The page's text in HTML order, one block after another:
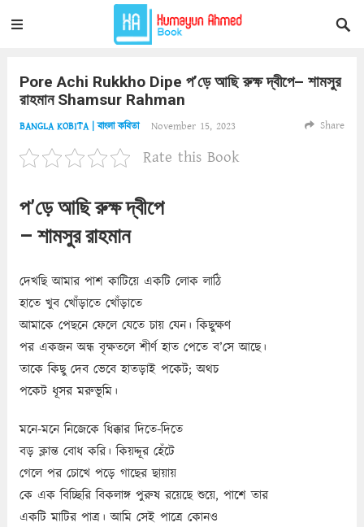
Pore Achi Rukkho Dipe প’ড়ে আছি রুক্ষ দ্বীপে– শামসুর
রাহমান Shamsur Rahman
BANGLA KOBITA | বাংলা কবিতা November 15, 2023 Share
Rate this Book
প’ড়ে আছি রুক্ষ দ্বীপে
– শামসুর রাহমান
দেখছি আমার পাশ কাটিয়ে একটি লোক লাঠি
হাতে খুব খোঁড়াতে খোঁড়াতে
আমাকে পেছনে ফেলে যেতে চায় যেন। কিছুক্ষণ
পর একজন অন্ধ বৃক্ষতলে শীর্ণ হাত পেতে ব’সে আছে।
তাকে কিছু দেব ভেবে হাতড়াই পকেট; অথচ
পকেট ধূসর মরুভূমি।
মনে-মনে নিজেকে ধিক্কার দিতে-দিতে
বড় ক্লান্ত বোধ করি। কিয়দ্দূর হেঁটে
গেলে পর চোখে পড়ে গাছের ছায়ায়
কে এক বিচ্ছিরি বিকলাঙ্গ পুরুষ রয়েছে শুয়ে, পাশে তার
একটি মাটির পাত্র। আমি সেই পাত্রে কোনও